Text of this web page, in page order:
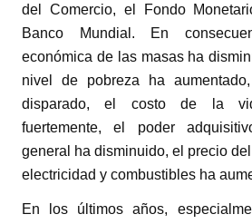
del Comercio, el Fondo
Banco Mundial. En
económica de las masas ha
nivel de pobreza ha
disparado, el costo de la
fuertemente, el poder
general ha disminuido, el precio
electricidad y combustibles ha
En los últimos años,